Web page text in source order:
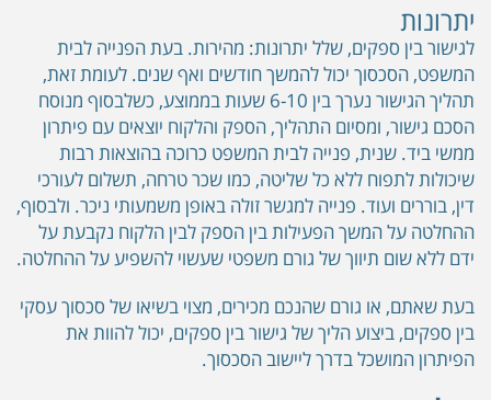
יתרונות
לגישור בין ספקים, שלל יתרונות: מהירות. בעת הפנייה לבית
המשפט, הסכסוך יכול להמשך חודשים ואף שנים. לעומת זאת,
תהליך הגישור נערך בין 6-10 שעות בממוצע, כשלבסוף מנוסח
הסכם גישור, ומסיום התהליך, הספק והלקוח יוצאים עם פיתרון
ממשי ביד. שנית, פנייה לבית המשפט כרוכה בהוצאות רבות
שיכולות לתפוח ללא כל שליטה, כמו שכר טרחה, תשלום לעורכי
דין, בוררים ועוד. פנייה למגשר זולה באופן משמעותי ניכר. ולבסוף,
ההחלטה על המשך הפעילות בין הספק לבין הלקוח נקבעת על
ידם ללא שום תיווך של גורם משפטי שעשוי להשפיע על ההחלטה.
בעת שאתם, או גורם שהנכם מכירים, מצוי בשיאו של סכסוך עסקי
בין ספקים, ביצוע הליך של גישור בין ספקים, יכול להוות את
הפיתרון המושכל בדרך ליישוב הסכסוך.